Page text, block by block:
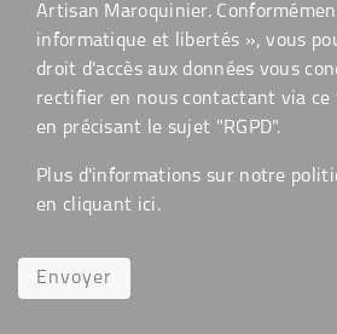
Artisan Maroquinier.
informatique et libertés », vous
droit d'accès aux données vous
rectifier en nous contactant via
en précisant le sujet "RGPD".
Plus d'informations sur notre
en cliquant ici.
Envoyer